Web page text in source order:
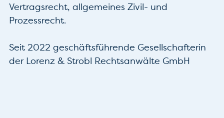
Vertragsrecht, allgemeines Zivil- und
Prozessrecht.
Seit 2022 geschäftsführende Gesellschafterin
der Lorenz & Strobl Rechtsanwälte GmbH